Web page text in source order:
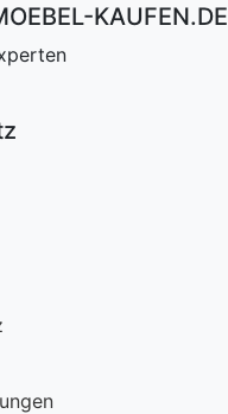
KAUFEN.DE